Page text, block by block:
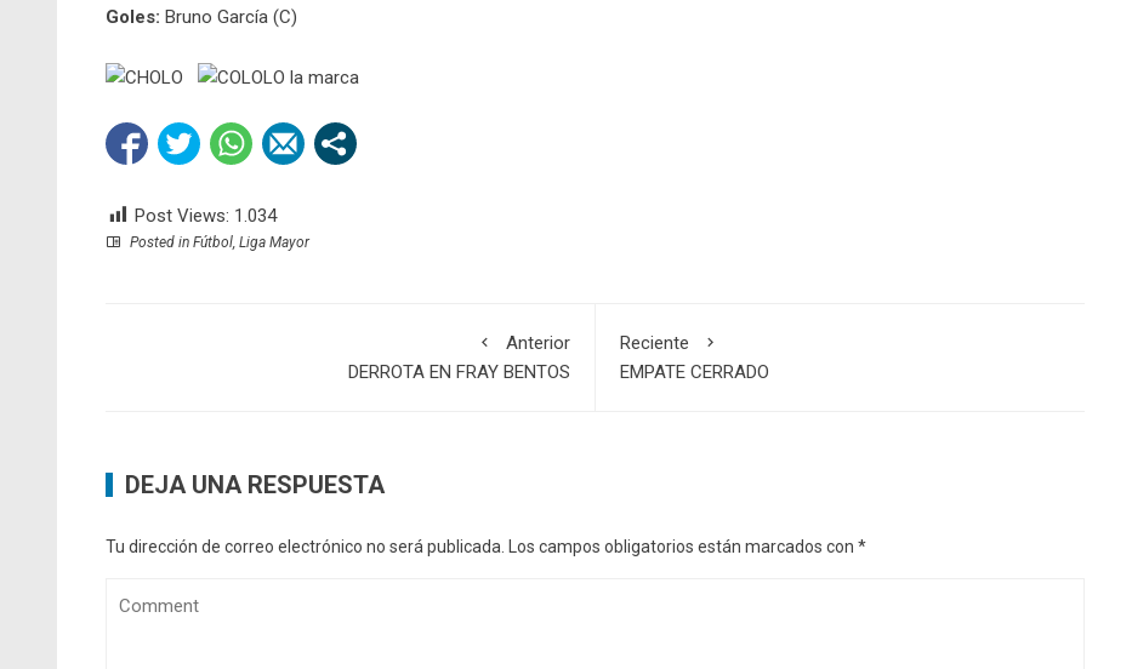
Goles: Bruno García (C)
Post Views: 1.034
Posted in Fútbol, Liga Mayor
Anterior
DERROTA EN FRAY BENTOS
Reciente
EMPATE CERRADO
DEJA UNA RESPUESTA
Tu dirección de correo electrónico no será publicada. Los campos obligatorios están marcados con *